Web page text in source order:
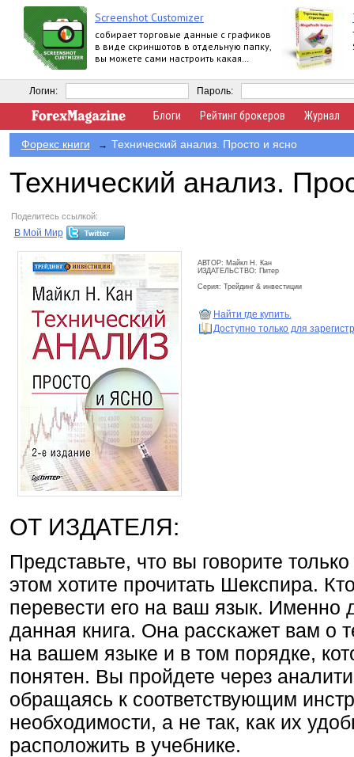
Screenshot Customizer
собирает торговые данные с графиков
в виде скриншотов в отдельную папку,
вы можете сами настроить какая
отображаться
Логин: Пароль:
Блоги Рейтинг брокеров Журнал
Форекс книги → Технический анализ. Просто и ясно
Технический анализ.
Поделитесь ссылкой:
В Мой Мир
АВТОР: Майкл Н. Кан
ИЗДАТЕЛЬСТВО: Питер
Серия: Трейдинг & инвестиции
Найти где купить.
Доступно только для
ОТ ИЗДАТЕЛЯ:
Представьте, что вы говорите
этом хотите прочитать Шекспира.
перевести его на ваш язык. Именно
данная книга. Она расскажет вам о
на вашем языке и в том порядке,
понятен. Вы пройдете через
обращаясь к соответствующим
необходимости, а не так, как их
расположить в учебнике.